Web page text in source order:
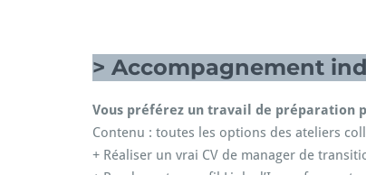
> Accompagnement
Vous préférez un travail de préparation
Contenu : toutes les options des ateliers
+ Réaliser un vrai CV de manager de